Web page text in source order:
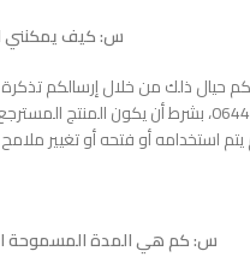
س: كيف يمكنني
حيال ذلك من خلال إرسالكم
العملاء المتوفرة من خلال الرقم0644666269، بشرط أن
استخدامه أو فتحه أو تغيير ملامح
س: كم هي المدة المسموحة